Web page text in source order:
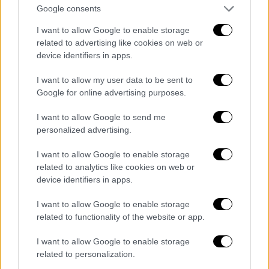
Google consents
I want to allow Google to enable storage
related to advertising like cookies on web or
device identifiers in apps.
I want to allow my user data to be sent to
Google for online advertising purposes.
I want to allow Google to send me
personalized advertising.
I want to allow Google to enable storage
related to analytics like cookies on web or
device identifiers in apps.
I want to allow Google to enable storage
related to functionality of the website or app.
I want to allow Google to enable storage
related to personalization.
ειδήσεις τώρα
Αίγυπτος
σύλληψη
ηφαίστειο
απάτη
Μεξικό